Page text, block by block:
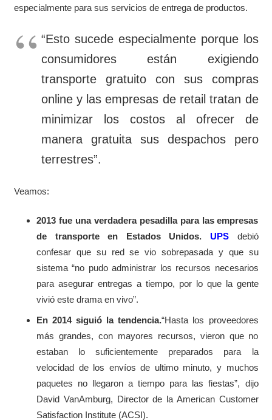
especialmente para sus servicios de entrega de productos.
“Esto sucede especialmente porque los
consumidores están exigiendo
transporte gratuito con sus compras
online y las empresas de retail tratan de
minimizar los costos al ofrecer de
manera gratuita sus despachos pero
terrestres”.
Veamos:
2013 fue una verdadera pesadilla para las empresas
de transporte en Estados Unidos. UPSdebió
confesar que su red se vio sobrepasada y que su
sistema “no pudo administrar los recursos necesarios
para asegurar entregas a tiempo, por lo que la gente
vivió este drama en vivo”.
En 2014 siguió la tendencia.“Hasta los proveedores
más grandes, con mayores recursos, vieron que no
estaban lo suficientemente preparados para la
velocidad de los envíos de ultimo minuto, y muchos
paquetes no llegaron a tiempo para las fiestas”, dijo
David VanAmburg, Director de la American Customer
Satisfaction Institute (ACSI).